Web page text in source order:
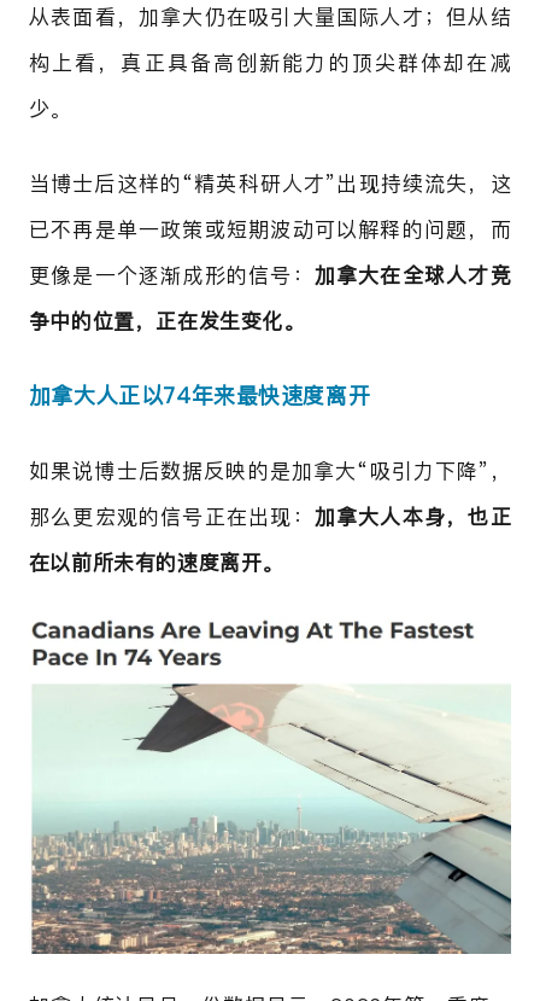
从表面看，加拿大仍在吸引大量国际人才；但从结
构上看，真正具备高创新能力的顶尖群体却在减
少。
当博士后这样的“精英科研人才”出现持续流失，这
已不再是单一政策或短期波动可以解释的问题，而
更像是一个逐渐成形的信号： 加拿大在全球人才竞
争中的位置，正在发生变化。
加拿大人正以74年来最快速度离开
如果说博士后数据反映的是加拿大“吸引力下降”，
那么更宏观的信号正在出现： 加拿大人本身，也正
在以前所未有的速度离开。